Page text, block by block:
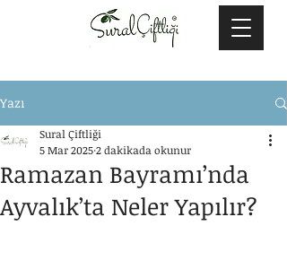
Yazı
Ramazan Bayramı’nda
Ayvalık’ta Neler Yapılır?
Sural Çiftliği
5 Mar 20252 dakikada okunur